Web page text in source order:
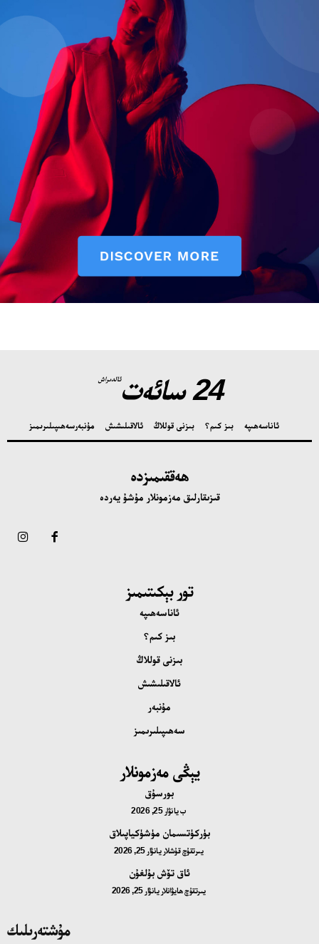
24 سائەت ئالدىراش
ئاناسەھىپە بىز كىم؟ بىزنى قوللاڭ ئالاقىلىشىش مۇنبەرسەھىپىلىرىمىز
ھەققىمىزدە
قىزىقارلىق مەزمونلار مۇشۇ يەردە
تور بېكىتىمىز
ئاناسەھىپە
بىز كىم؟
بىزنى قوللاڭ
ئالاقىلىشىش
مۇنبەر
سەھىپىلىرىمىز
يېڭى مەزمونلار
بورسۇق
بيانۋار 25, 2026
بۈركۈتسىمان مۈشۈكياپىلاق
يىرتقۇچ قۇشلار يانۋار 25, 2026
ئاق تۆش بۇلغۇن
يىرتقۇچ ھايۋانلار يانۋار 25, 2026
مۇشتەرىلىك